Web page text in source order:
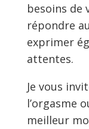
besoins de
répondre
exprimer
attentes.
Je vous
l’orgasme
meilleur